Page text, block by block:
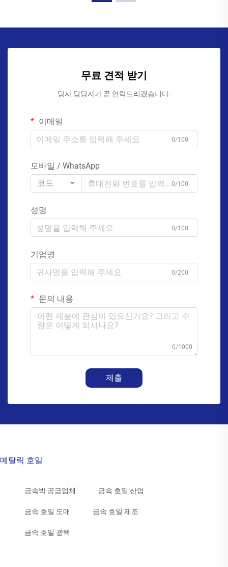
무료 견적 받기
당사 담당자가 곧 연락드리겠습니다.
이메일
0/100
모바일 / WhatsApp
코드
0/100
성명
0/100
기업명
0/200
문의 내용
0/1000
제출
메탈릭 호일
금속박 공급업체 금속 호일 산업
금속 호일 도매 금속 호일 제조
금속 호일 광택